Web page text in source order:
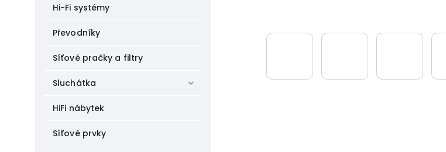
Hi-Fi systémy
Převodníky
Síťové pračky a filtry
Sluchátka
HiFi nábytek
Síťové prvky